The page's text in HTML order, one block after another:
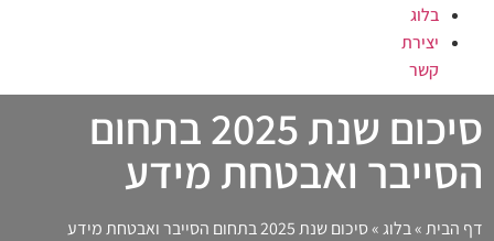
בלוג
יצירת
קשר
סיכום שנת 2025 בתחום
הסייבר ואבטחת מידע
דף הבית»בלוג»סיכום שנת 2025 בתחום הסייבר ואבטחת מידע